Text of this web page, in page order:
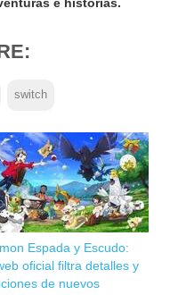
switch
Espada y Escudo:
oficial filtra detalles y
de nuevos